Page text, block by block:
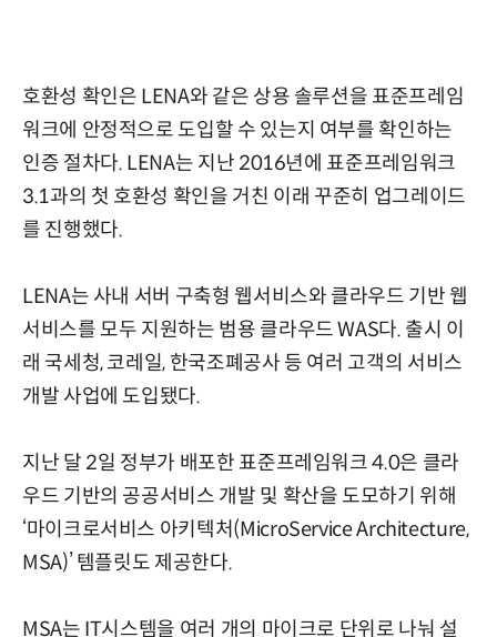
호환성 확인은 LENA와 같은 상용 솔루션을 표준프레임
워크에 안정적으로 도입할 수 있는지 여부를 확인하는
인증 절차다. LENA는 지난 2016년에 표준프레임워크
3.1과의 첫 호환성 확인을 거친 이래 꾸준히 업그레이드
를 진행했다.
LENA는 사내 서버 구축형 웹서비스와 클라우드 기반 웹
서비스를 모두 지원하는 범용 클라우드 WAS다. 출시 이
래 국세청, 코레일, 한국조폐공사 등 여러 고객의 서비스
개발 사업에 도입됐다.
지난 달 2일 정부가 배포한 표준프레임워크 4.0은 클라
우드 기반의 공공서비스 개발 및 확산을 도모하기 위해
‘마이크로서비스 아키텍처(MicroService Architecture,
MSA)’ 템플릿도 제공한다.
MSA는 IT시스템을 여러 개의 마이크로 단위로 나눠 설